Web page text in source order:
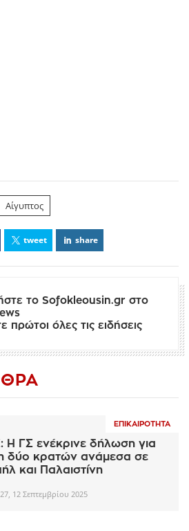
Αίγυπτος
tweet share
το Sofokleousin.gr στο
πρώτοι όλες τις ειδήσεις
ΕΠΙΚΑΙΡΌΤΗΤΑ
Η ΓΣ ενέκρινε δήλωση για
δύο κρατών ανάμεσα σε
και Παλαιστίνη
12 Σεπτεμβρίου 2025